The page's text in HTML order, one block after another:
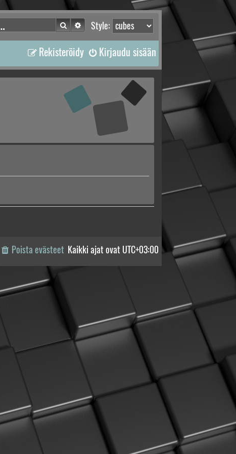
Style:
Etsi Tarkennettu haku
Kirjaudu sisään
Rekisteröidy
Kaikki ajat ovat UTC+03:00
Poista evästeet